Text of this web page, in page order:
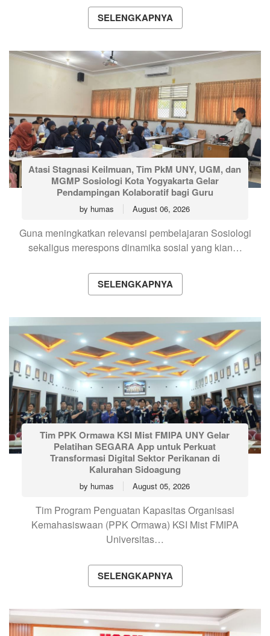
SELENGKAPNYA
Atasi Stagnasi Keilmuan, Tim PkM UNY, UGM, dan
MGMP Sosiologi Kota Yogyakarta Gelar
Pendampingan Kolaboratif bagi Guru
by humas August 06, 2026
Guna meningkatkan relevansi pembelajaran Sosiologi
sekaligus merespons dinamika sosial yang kian…
SELENGKAPNYA
Tim PPK Ormawa KSI Mist FMIPA UNY Gelar
Pelatihan SEGARA App untuk Perkuat
Transformasi Digital Sektor Perikanan di
Kalurahan Sidoagung
by humas August 05, 2026
Tim Program Penguatan Kapasitas Organisasi
Kemahasiswaan (PPK Ormawa) KSI Mist FMIPA
Universitas…
SELENGKAPNYA